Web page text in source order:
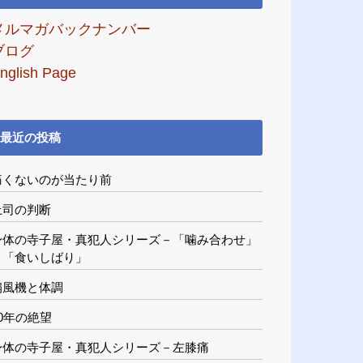
ルマガバックナンバー
ログ
Page
最近の投稿
くないのが当たり前
司の判断
の寺子屋・真犯人シリーズ－「噛み合わせ」
食いしばり」
風機と体調
年の絶望
体の寺子屋・真犯人シリーズ－左膝痛